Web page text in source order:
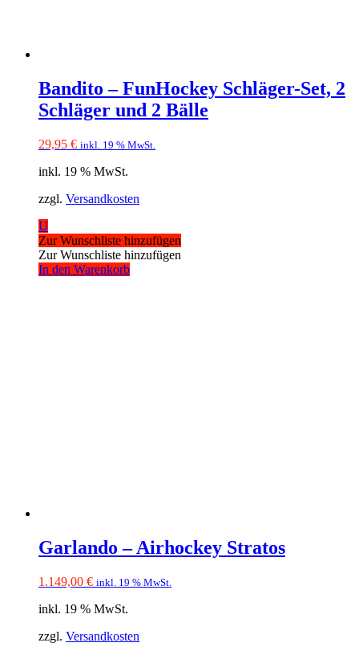
Bandito – FunHockey Schläger-Set, 2
Schläger und 2 Bälle
29,95 € inkl. 19 % MwSt.
inkl. 19 % MwSt.
zzgl. Versandkosten
U
Zur Wunschliste hinzufügen
Zur Wunschliste hinzufügen
In den Warenkorb
Garlando – Airhockey Stratos
1.149,00 € inkl. 19 % MwSt.
inkl. 19 % MwSt.
zzgl. Versandkosten